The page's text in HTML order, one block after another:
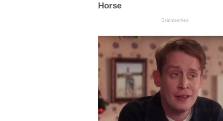
Horse
Brainberries